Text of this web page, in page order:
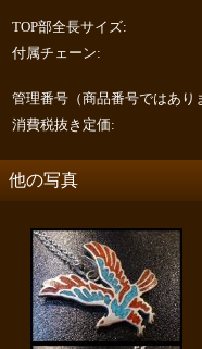
TOP部全長サイズ:
付属チェーン:
管理番号（商品番号ではあり
消費税抜き定価:
他の写真